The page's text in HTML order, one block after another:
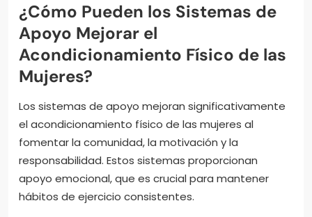
¿Cómo Pueden los Sistemas de
Apoyo Mejorar el
Acondicionamiento Físico de las
Mujeres?
Los sistemas de apoyo mejoran significativamente
el acondicionamiento físico de las mujeres al
fomentar la comunidad, la motivación y la
responsabilidad. Estos sistemas proporcionan
apoyo emocional, que es crucial para mantener
hábitos de ejercicio consistentes.